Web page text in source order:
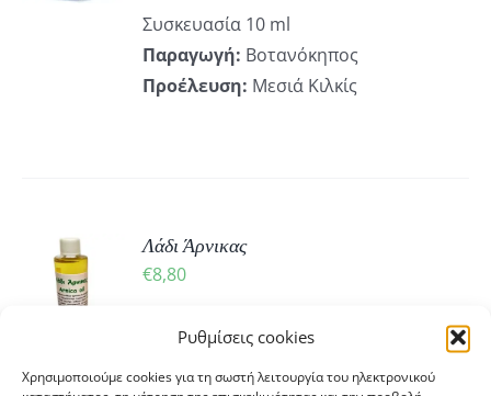
Ρυθμίσεις cookies
Χρησιμοποιούμε cookies για τη σωστή λειτουργία του ηλεκτρονικού
Συσκευασία 10 ml
Παραγωγή: Βοτανόκηπος
Προέλευση: Μεσιά Κιλκίς
Λάδι Άρνικας
€8,80
Παραγωγή:ΒοτανόκηποςΠροέλευση: